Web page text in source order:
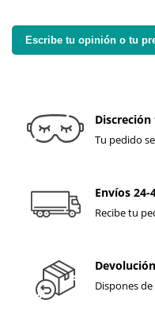
Escribe tu opinión o tu
Tu pedido
Envíos 24-
Recibe tu
Dispones